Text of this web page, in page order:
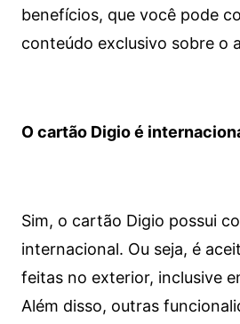
benefícios, que você pode
conteúdo exclusivo sobre o
O cartão Digio é
Sim, o cartão Digio possui
internacional. Ou seja, é
feitas no exterior, inclusive
Além disso, outras